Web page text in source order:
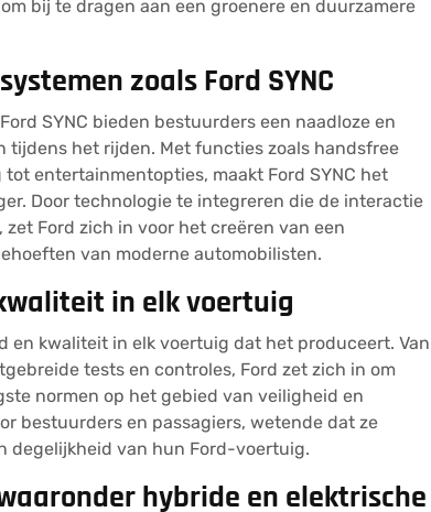
bij te dragen aan een groenere en duurzamere
zoals Ford SYNC
SYNC bieden bestuurders een naadloze en
het rijden. Met functies zoals handsfree
entertainmentopties, maakt Ford SYNC het
Door technologie te integreren die de interactie
Ford zich in voor het creëren van een
van moderne automobilisten.
in elk voertuig
en kwaliteit in elk voertuig dat het produceert. Van
tests en controles, Ford zet zich in om
normen op het gebied van veiligheid en
bestuurders en passagiers, wetende dat ze
degelijkheid van hun Ford-voertuig.
hybride en elektrische